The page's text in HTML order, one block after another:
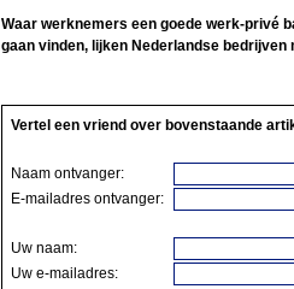
Waar werknemers een goede werk-privé
gaan vinden, lijken Nederlandse
Vertel een vriend over bovenstaande
Naam ontvanger:
E-mailadres ontvanger:
Uw naam:
Uw e-mailadres: